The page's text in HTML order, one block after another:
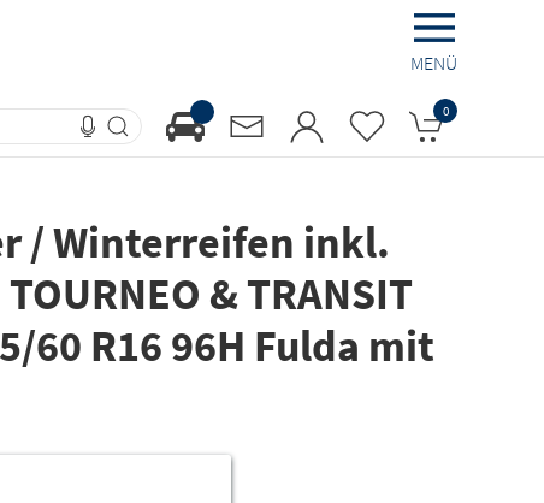
MENÜ
0
/ Winterreifen inkl.
& TRANSIT
60 R16 96H Fulda mit